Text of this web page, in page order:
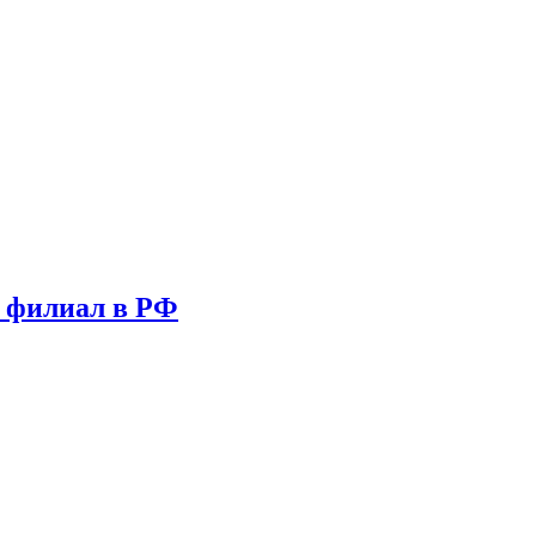
филиал в РФ